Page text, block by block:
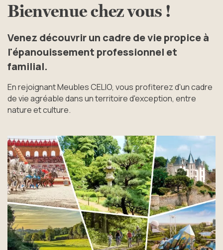
Bienvenue chez vous !
Venez découvrir un cadre de vie propice à
l'épanouissement professionnel et
familial.
En rejoignant Meubles CELIO, vous profiterez d'un cadre
de vie agréable dans un territoire d'exception, entre
nature et culture.